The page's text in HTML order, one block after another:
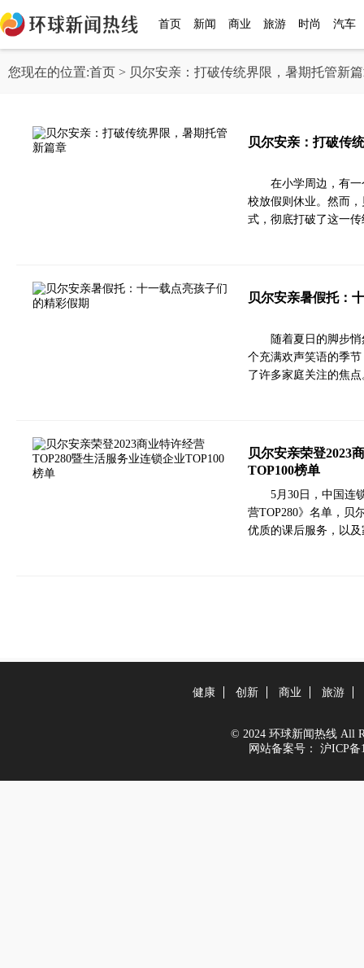
首页 新闻 商业 旅游 时尚 汽车
您现在的位置:首页 > 贝尔安亲：打破传统界限，暑期托管新
贝尔安亲：打破传
在小学周边，有
校放假则休业。然而
式，彻底打破了这一
贝尔安亲暑假托：
随着夏日的脚步
个充满欢声笑语的季
了许多家庭关注的焦
贝尔安亲荣登2023
TOP100榜单
5月30日，中国连
营TOP280》名单，贝
优质的课后服务，以
健康 创新 商业 旅游
© 2024 环球新闻热线 All
网站备案号：
沪ICP备